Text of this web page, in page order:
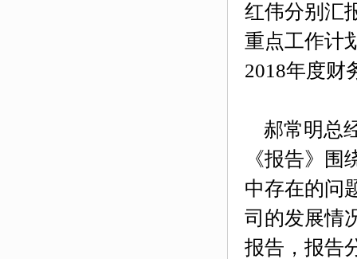
红伟分别汇
重点工作计
2018年度财
郝常明总
《报告》围
中存在的问
司的发展情
报告，报告